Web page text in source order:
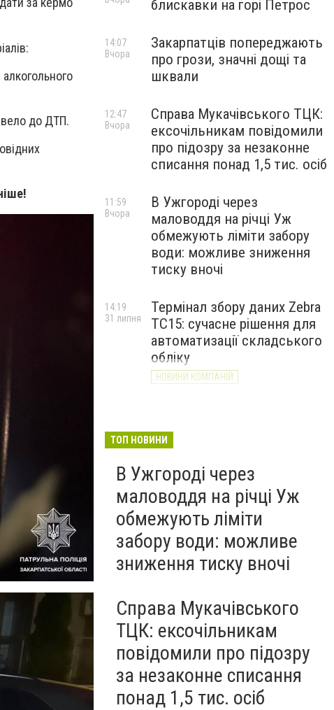
до ДТП.
блискавки на горі Петрос
Закарпатців попереджають
про грози, значні дощі та
шквали
14:07
Вчора
Справа Мукачівського ТЦК:
ексочільникам повідомили
про підозру за незаконне
списання понад 1,5 тис. осіб
12:47
Вчора
В Ужгороді через
маловоддя на річці Уж
обмежують ліміти забору
води: можливе зниження
тиску вночі
11:59
Вчора
Термінал збору даних Zebra
TC15: сучасне рішення для
автоматизації складського
обліку
НОВИНИ КОМПАНІЙ
14:19
31 липня
ТОП НОВИНИ
В Ужгороді через
маловоддя на річці Уж
обмежують ліміти
забору води: можливе
зниження тиску вночі
Справа Мукачівського
ТЦК: ексочільникам
повідомили про підозру
за незаконне списання
понад 1,5 тис. осіб